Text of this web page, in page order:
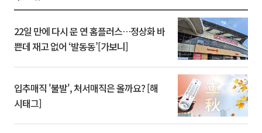
22일 만에 다시 문 연 홈플러스…정상화 바
쁜데 재고 없어 ‘발동동’[가보니]
입추매직 '불발', 처서매직은 올까요? [해
시태그]